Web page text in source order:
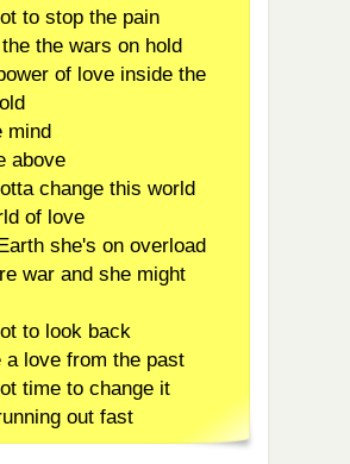
to stop the pain
the wars on hold
of love inside the
mind
above
change this world
of love
she's on overload
war and she might
to look back
a love from the past
time to change it
out fast